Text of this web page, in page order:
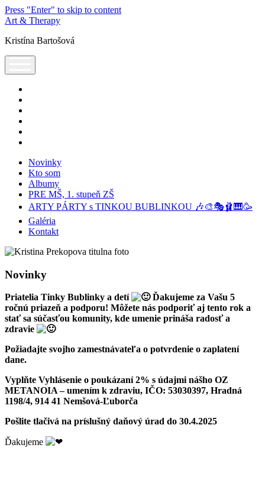
Press "Enter" to skip to content
Art & Therapy
Kristína Bartošová
Novinky
Kto som
Albumy
PRE MŠ, 1. stupeň ZŠ
ARTY PÁRTY s TINKOU BUBLINKOU 🎶🎨🎭🩰🎹🥳
Galéria
Kontakt
Novinky
Priatelia Tinky Bublinky a detí
Ďakujeme za Vašu 5
ročnú priazeň a podporu! Môžete nás podporiť aj tento rok a
stať sa súčasťou komunity, kde umenie prináša radosť a
zdravie
Požiadajte svojho zamestnávateľa o potvrdenie o zaplatení
dane.
Vyplňte Vyhlásenie o poukázaní 2% s údajmi nášho OZ
METANOIA – umením k zdraviu, IČO: 53030397, Hradná
1198/4, 914 41 Nemšová-Ľuborča
Pošlite tlačivá na príslušný daňový úrad do 30.4.2025
Ďakujeme